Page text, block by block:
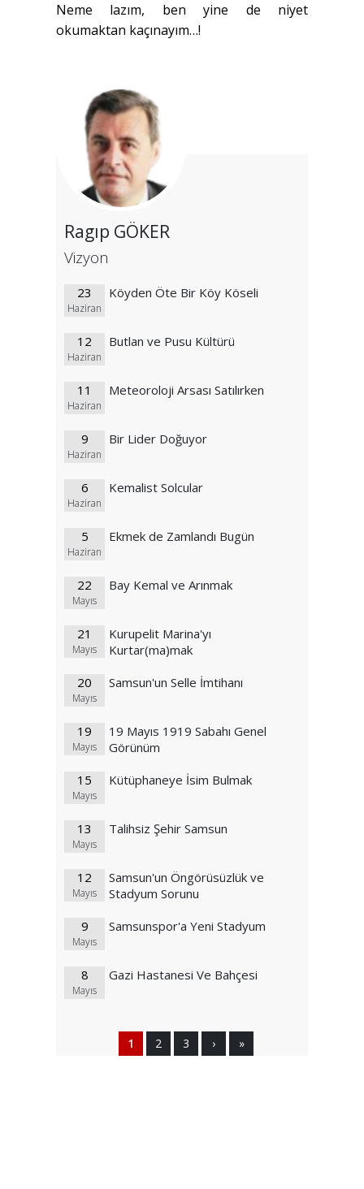
Neme lazım, ben yine de niyet
okumaktan kaçınayım…!
Ragıp GÖKER
Vizyon
23
Haziran
Köyden Öte Bir Köy Köseli
12
Haziran
Butlan ve Pusu Kültürü
11
Haziran
Meteoroloji Arsası Satılırken
9
Haziran
Bir Lider Doğuyor
6
Haziran
Kemalist Solcular
5
Haziran
Ekmek de Zamlandı Bugün
22
Mayıs
Bay Kemal ve Arınmak
21
Mayıs
Kurupelit Marina'yı
Kurtar(ma)mak
20
Mayıs
Samsun'un Selle İmtihanı
19
Mayıs
19 Mayıs 1919 Sabahı Genel
Görünüm
15
Mayıs
Kütüphaneye İsim Bulmak
13
Mayıs
Talihsiz Şehir Samsun
12
Mayıs
Samsun'un Öngörüsüzlük ve
Stadyum Sorunu
9
Mayıs
Samsunspor'a Yeni Stadyum
8
Mayıs
Gazi Hastanesi Ve Bahçesi
1 2 3 › »